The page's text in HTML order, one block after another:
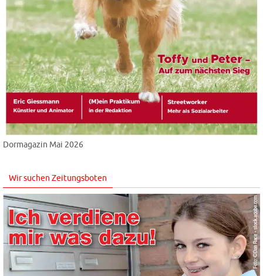
Dormagazin Mai 2026
Wir suchen Zeitungsboten